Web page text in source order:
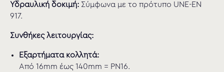
Υδραυλική δοκιμή: Σύμφωνα με το πρότυπο UNE-EN
917.
Συνθήκες λειτουργίας:
Εξαρτήματα κολλητά:
Από 16mm έως 140mm = PN16.